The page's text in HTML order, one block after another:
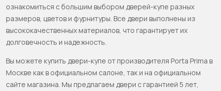
ознакомиться с большим выбором дверей-купе разных
размеров, цветов и фурнитуры. Все двери выполнены из
высококачественных материалов, что гарантирует их
долговечность и надежность.
Вы можете купить двери-купе от производителя Porta Prima в
Москве как в официальном салоне, так и на официальном
сайте магазина. Мы предлагаем двери с гарантией 5 лет,